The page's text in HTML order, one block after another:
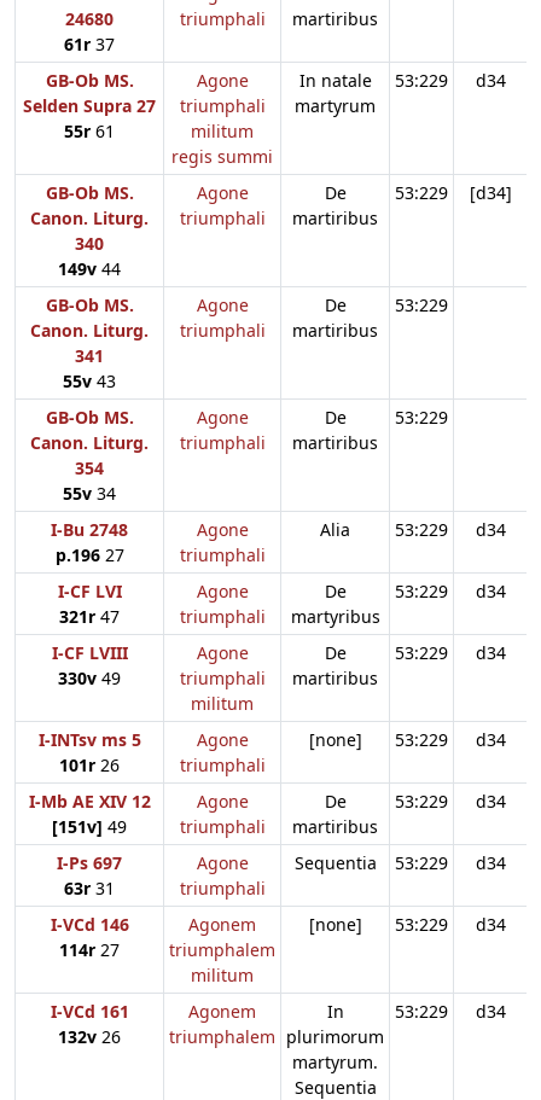
24680
61r 37
triumphali
martiribus
GB-Ob MS.
Selden Supra 27
55r 61
Agone
triumphali
militum
regis summi
In natale
martyrum
53:229 d34
GB-Ob MS.
Canon. Liturg.
340
149v 44
Agone
triumphali
De
martiribus
53:229 [d34]
GB-Ob MS.
Canon. Liturg.
341
55v 43
Agone
triumphali
De
martiribus
53:229
GB-Ob MS.
Canon. Liturg.
354
55v 34
Agone
triumphali
De
martiribus
53:229
I-Bu 2748
p.19627
Agone
triumphali
Alia 53:229 d34
I-CF LVI
321r 47
Agone
triumphali
De
martyribus
53:229 d34
I-CF LVIII
330v 49
Agone
triumphali
militum
De
martiribus
53:229 d34
I-INTsv ms 5
101r 26
Agone
triumphali
[none] 53:229 d34
I-Mb AE XIV 12
[151v] 49
Agone
triumphali
De
martiribus
53:229 d34
I-Ps 697
63r 31
Agone
triumphali
Sequentia 53:229 d34
I-VCd 146
114r 27
Agonem
triumphalem
militum
[none] 53:229 d34
I-VCd 161
132v 26
Agonem
triumphalem
In
plurimorum
martyrum.
Sequentia
53:229 d34